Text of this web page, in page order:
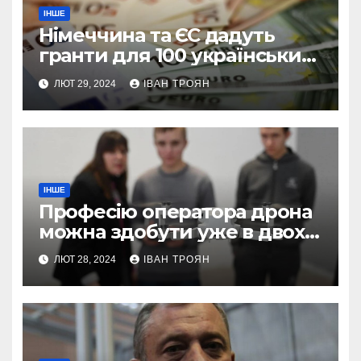
ІНШЕ
Німеччина та ЄС дадуть
гранти для 100 українських
підприємств
ЛЮТ 29, 2024 ІВАН ТРОЯН
ІНШЕ
Професію оператора дрона
можна здобути уже в двох
профтехах Львівщини
ЛЮТ 28, 2024 ІВАН ТРОЯН